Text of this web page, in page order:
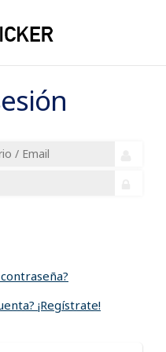
¡Regístrate!